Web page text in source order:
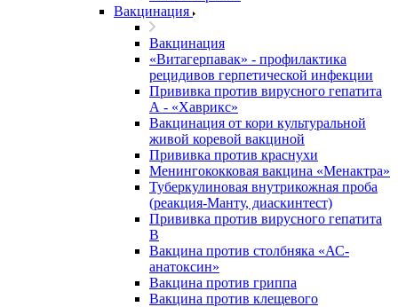
Вакцинация
Вакцинация
«Витагерпавак» - профилактика
рецидивов герпетической инфекции
Прививка против вирусного гепатита
А - «Хаврикс»
Вакцинация от кори культуральной
живой коревой вакциной
Прививка против краснухи
Менингококковая вакцина «Менактра»
Туберкулиновая внутрикожная проба
(реакция-Манту, диаскинтест)
Прививка против вирусного гепатита
В
Вакцина против столбняка «АС-
анатоксин»
Вакцина против гриппа
Вакцина против клещевого